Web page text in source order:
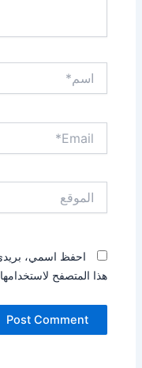
احفظ اسمي، بريدي
هذا المتصفح